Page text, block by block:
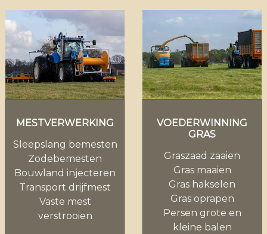
MESTVERWERKING
Sleepslang bemesten
Zodebemesten
Bouwland injecteren
Transport drijfmest
Vaste mest
verstrooien
VOEDERWINNING
GRAS
Graszaad zaaien
Gras maaien
Gras hakselen
Gras oprapen
Persen grote en
kleine balen